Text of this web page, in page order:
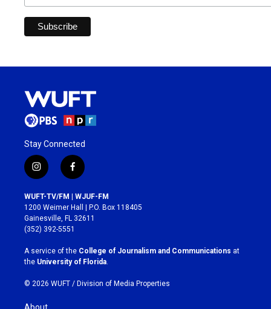
Stay Connected
i
n
s
t
a
g
r
a
m
f
a
c
e
b
o
k
WUFT-TV/FM | WJUF-FM
1200 Weimer Hall | P.O. Box 118405
Gainesville, FL 32611
(352) 392-5551
A service of the College of Journalism and Communications at
the University of Florida
© 2026 WUFT / Division of Media Properties
About